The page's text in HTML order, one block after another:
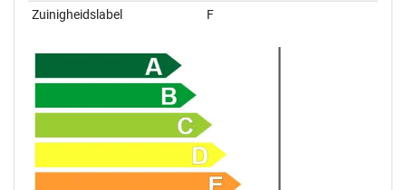
Zuinigheidslabel
F